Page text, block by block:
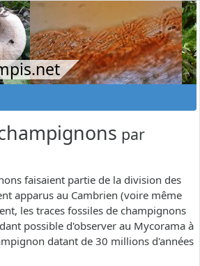
par
faisaient partie de la division des
apparus au Cambrien (voire même
les traces fossiles de champignons
possible d'observer au Mycorama à
datant de 30 millions d'années